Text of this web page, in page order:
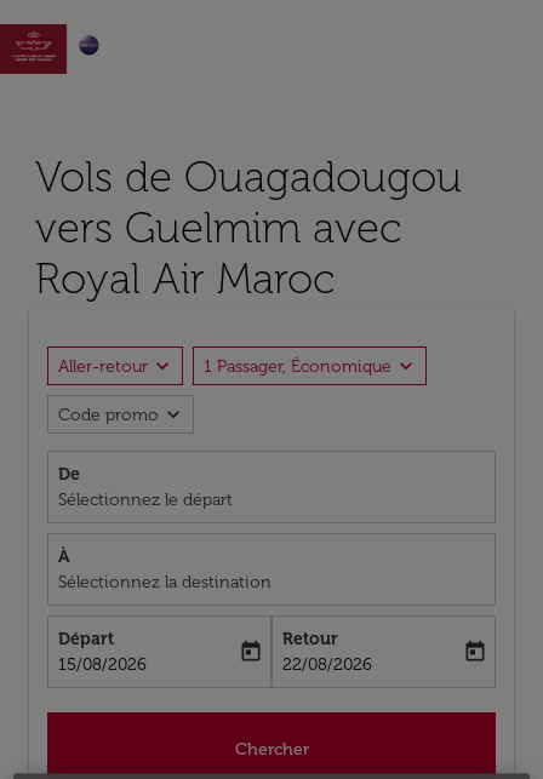

Vols de Ouagadougou
vers Guelmim avec
Royal Air Maroc
Aller-retour expand_more 1 Passager, Économique expand_more
Code promo expand_more
De
Sélectionnez le départ
À
Sélectionnez la destination
Départ
fc-booking-departure-date-aria-label
15/08/2026
today
Retour
fc-booking-return-date-aria-label
22/08/2026
today
Chercher